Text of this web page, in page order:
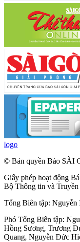
logo
© Bản quyền Báo SÀI
Giấy phép hoạt động
Bộ Thông tin và
Tổng Biên tập: Nguyễn
Phó Tổng Biên tập:
Hồng Sương, Trương
Quang, Nguyễn Đức